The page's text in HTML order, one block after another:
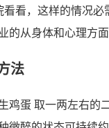
看看，这样的情况
的从身体和心理方面
法
鸡蛋 取一两左右的